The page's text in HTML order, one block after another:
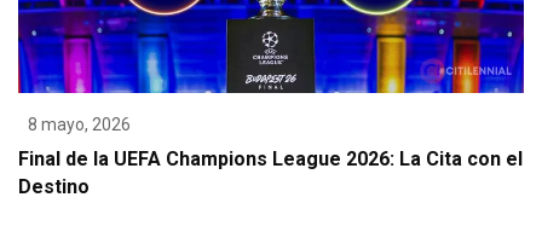
8 mayo, 2026
Final de la UEFA Champions League 2026: La Cita con el
Destino